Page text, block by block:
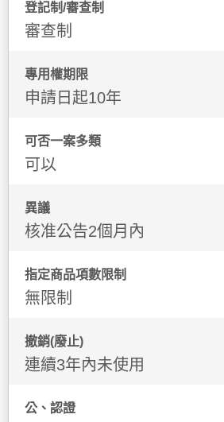
登記制/審查制
審查制
專用權期限
申請日起10年
可否一案多類
可以
異議
核准公告2個月內
指定商品項數限制
無限制
撤銷(廢止)
連續3年內未使用
公、認證